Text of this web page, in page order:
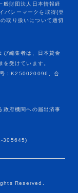
び編集者は、日本貸金
受けています。
：K250020096、合
政府機関への届出済事
-305645)